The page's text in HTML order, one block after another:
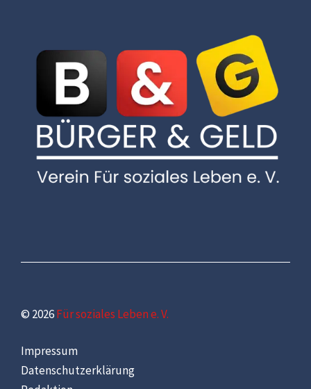
© 2026Für soziales Leben e. V.
Impressum
Datenschutzerklärung